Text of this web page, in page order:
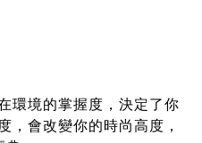
環境的掌握度，決定了你
，會改變你的時尚高度，